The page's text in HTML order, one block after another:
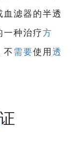
血滤器的半透
一种治疗方
不需要使用 透
证